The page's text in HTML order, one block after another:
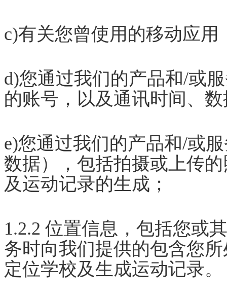
c)有关您曾使用的移动应
d)您通过我们的产品和/或
的账号，以及通讯时间、
e)您通过我们的产品和/或
数据），包括拍摄或上传
及运动记录的生成；
1.2.2 位置信息，包括您或
务时向我们提供的包含您
定位学校及生成运动记录。